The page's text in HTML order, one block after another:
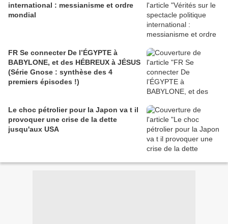
international : messianisme et ordre
mondial
FR Se connecter De l’ÉGYPTE à
BABYLONE, et des HÉBREUX à JÉSUS
(Série Gnose : synthèse des 4
premiers épisodes !)
Le choc pétrolier pour la Japon va t il
provoquer une crise de la dette
jusqu'aux USA